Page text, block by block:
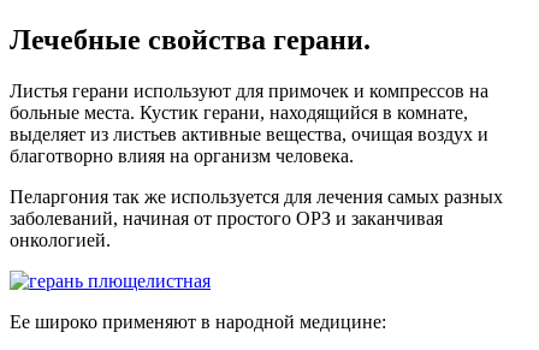
Лечебные свойства герани.
Листья герани используют для примочек и компрессов на
больные места. Кустик герани, находящийся в комнате,
выделяет из листьев активные вещества, очищая воздух и
благотворно влияя на организм человека.
Пеларгония так же используется для лечения самых разных
заболеваний, начиная от простого ОРЗ и заканчивая
онкологией.
Ее широко применяют в народной медицине: